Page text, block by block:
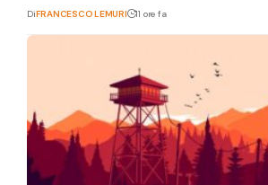
DiFRANCESCO LEMURI 11 ore fa